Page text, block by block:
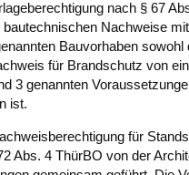
nach § 67
Nachweise
Bauvorhaben
für Brandschutz von
3 genannten
ist.
für
Abs. 4 ThürBO von der